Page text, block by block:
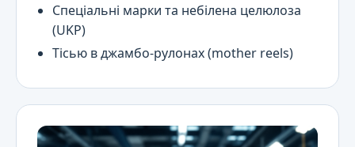
Спеціальні марки та небілена целюлоза
(UKP)
Тісью в джамбо-рулонах (mother reels)